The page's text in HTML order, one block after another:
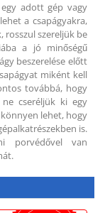
adott gép vagy
a csapágyakra,
szereljük be
a jó minőségű
beszerelése előtt
miként kell
továbbá, hogy
cseréljük ki egy
lehet, hogy
is.
porvédővel van